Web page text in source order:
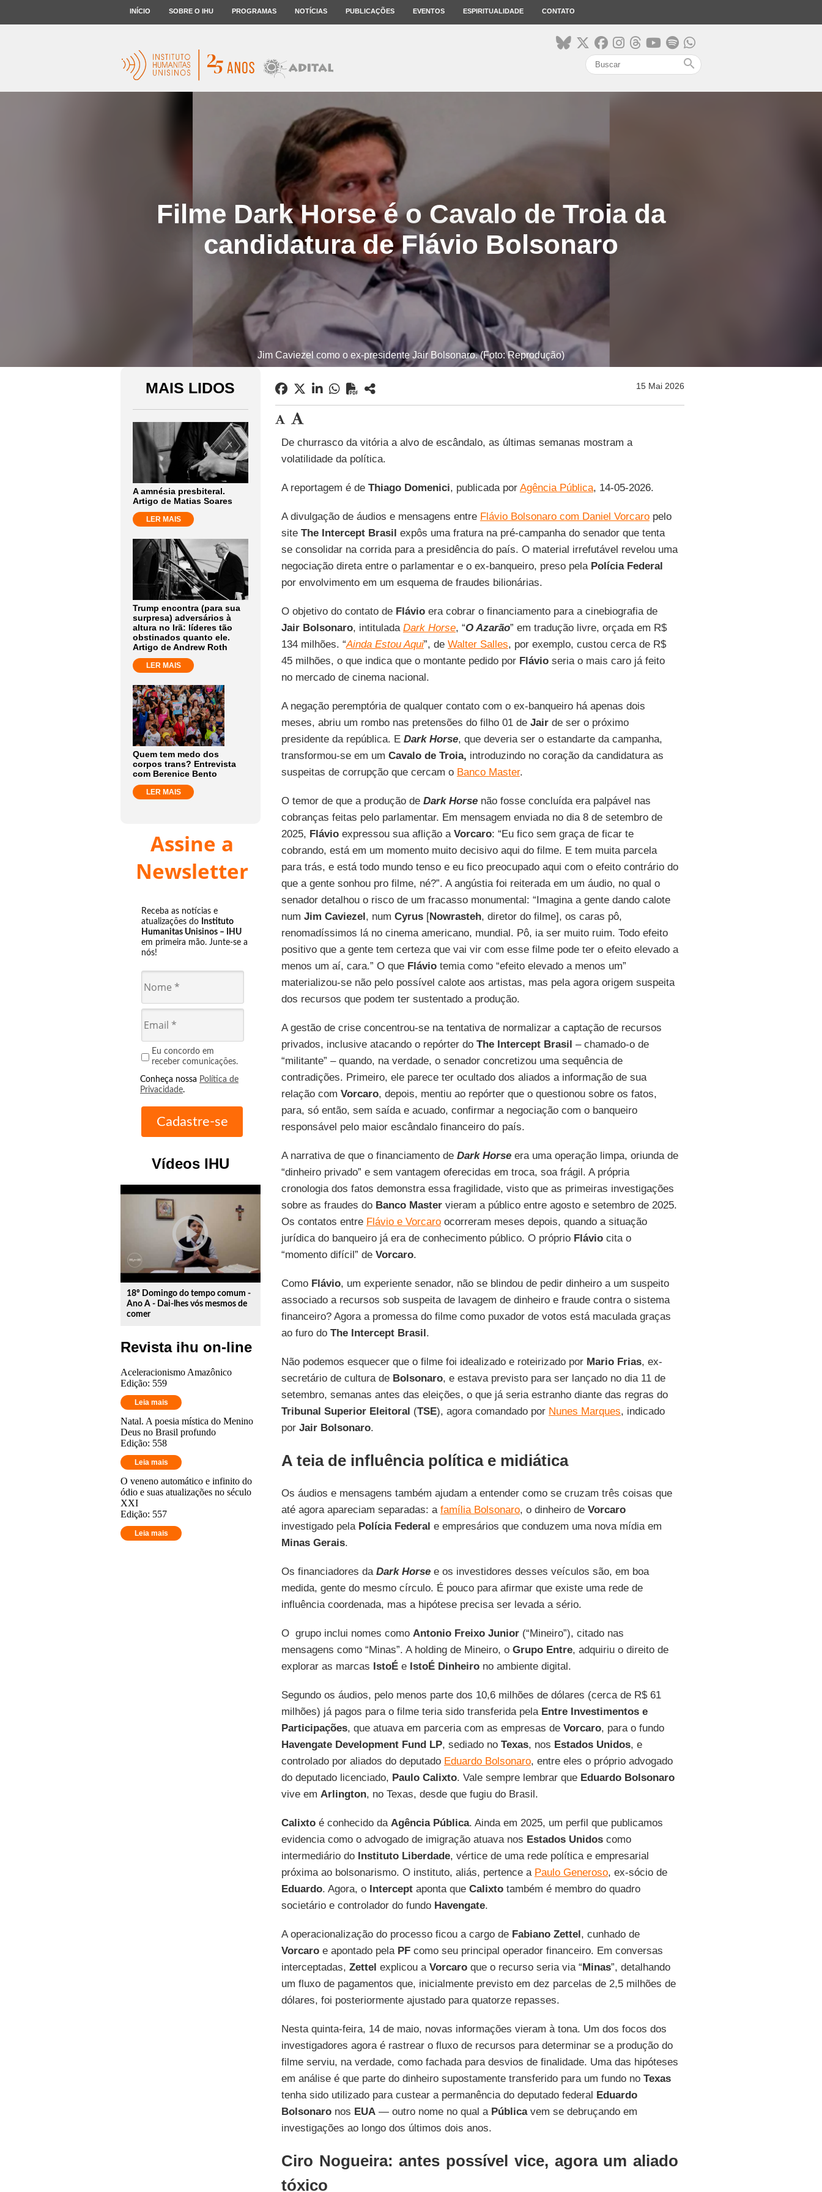
INÍCIO SOBRE O IHU PROGRAMAS NOTÍCIAS PUBLICAÇÕES EVENTOS ESPIRITUALIDADE CONTATO
search
Filme Dark Horse é o Cavalo de Troia da
candidatura de Flávio Bolsonaro
Jim Caviezel como o ex-presidente Jair Bolsonaro. (Foto: Reprodução)
MAIS LIDOS
A amnésia presbiteral.
Artigo de Matias Soares
LER MAIS
Trump encontra (para sua
surpresa) adversários à
altura no Irã: líderes tão
obstinados quanto ele.
Artigo de Andrew Roth
LER MAIS
Quem tem medo dos
corpos trans? Entrevista
com Berenice Bento
LER MAIS
Assine a
Newsletter
Receba as notícias e
atualizações do Instituto
Humanitas Unisinos – IHU
em primeira mão. Junte-se a
nós!
Eu concordo em
receber comunicações.
Conheça nossa Política de
Privacidade.
Vídeos IHU
play_circle_outline
18º Domingo do tempo comum -
Ano A - Dai-lhes vós mesmos de
comer
Revista ihu on-line
Aceleracionismo Amazônico
Edição: 559
Leia mais
Natal. A poesia mística do Menino
Deus no Brasil profundo
Edição: 558
Leia mais
O veneno automático e infinito do
ódio e suas atualizações no século
XXI
Edição: 557
Leia mais
15 Mai 2026
De churrasco da vitória a alvo de escândalo, as últimas semanas mostram a
volatilidade da política.
A reportagem é de Thiago Domenici, publicada por Agência Pública, 14-05-2026.
A divulgação de áudios e mensagens entre Flávio Bolsonaro com Daniel Vorcaropelo
site The Intercept Brasil expôs uma fratura na pré-campanha do senador que tenta
se consolidar na corrida para a presidência do país. O material irrefutável revelou uma
negociação direta entre o parlamentar e o ex-banqueiro, preso pela Polícia Federal
por envolvimento em um esquema de fraudes bilionárias.
O objetivo do contato de Flávioera cobrar o financiamento para a cinebiografia de
Jair Bolsonaro, intitulada Dark Horse, “O Azarão” em tradução livre, orçada em R$
134 milhões. “Ainda Estou Aqui”, de Walter Salles, por exemplo, custou cerca de R$
45 milhões, o que indica que o montante pedido por Flávioseria o mais caro já feito
no mercado de cinema nacional.
A negação peremptória de qualquer contato com o ex-banqueiro há apenas dois
meses, abriu um rombo nas pretensões do filho 01 de Jairde ser o próximo
presidente da república. E Dark Horse, que deveria ser o estandarte da campanha,
transformou-se em um Cavalo de Troia, introduzindo no coração da candidatura as
suspeitas de corrupção que cercam o Banco Master.
O temor de que a produção de Dark Horsenão fosse concluída era palpável nas
cobranças feitas pelo parlamentar. Em mensagem enviada no dia 8 de setembro de
2025, Flávioexpressou sua aflição a Vorcaro: “Eu fico sem graça de ficar te
cobrando, está em um momento muito decisivo aqui do filme. E tem muita parcela
para trás, e está todo mundo tenso e eu fico preocupado aqui com o efeito contrário do
que a gente sonhou pro filme, né?”. A angústia foi reiterada em um áudio, no qual o
senador detalhou o risco de um fracasso monumental: “Imagina a gente dando calote
num Jim Caviezel, num Cyrus[Nowrasteh, diretor do filme], os caras pô,
renomadíssimos lá no cinema americano, mundial. Pô, ia ser muito ruim. Todo efeito
positivo que a gente tem certeza que vai vir com esse filme pode ter o efeito elevado a
menos um aí, cara.” O que Fláviotemia como “efeito elevado a menos um”
materializou-se não pelo possível calote aos artistas, mas pela agora origem suspeita
dos recursos que podem ter sustentado a produção.
A gestão de crise concentrou-se na tentativa de normalizar a captação de recursos
privados, inclusive atacando o repórter do The Intercept Brasil – chamado-o de
“militante” – quando, na verdade, o senador concretizou uma sequência de
contradições. Primeiro, ele parece ter ocultado dos aliados a informação de sua
relação com Vorcaro, depois, mentiu ao repórter que o questionou sobre os fatos,
para, só então, sem saída e acuado, confirmar a negociação com o banqueiro
responsável pelo maior escândalo financeiro do país.
A narrativa de que o financiamento de Dark Horseera uma operação limpa, oriunda de
“dinheiro privado” e sem vantagem oferecidas em troca, soa frágil. A própria
cronologia dos fatos demonstra essa fragilidade, visto que as primeiras investigações
sobre as fraudes do Banco Mastervieram a público entre agosto e setembro de 2025.
Os contatos entre Flávio e Vorcaroocorreram meses depois, quando a situação
jurídica do banqueiro já era de conhecimento público. O próprio Fláviocita o
“momento difícil” de Vorcaro.
Como Flávio, um experiente senador, não se blindou de pedir dinheiro a um suspeito
associado a recursos sob suspeita de lavagem de dinheiro e fraude contra o sistema
financeiro? Agora a promessa do filme como puxador de votos está maculada graças
ao furo do The Intercept Brasil.
Não podemos esquecer que o filme foi idealizado e roteirizado por Mario Frias, ex-
secretário de cultura de Bolsonaro, e estava previsto para ser lançado no dia 11 de
setembro, semanas antes das eleições, o que já seria estranho diante das regras do
Tribunal Superior Eleitoral (TSE), agora comandado por Nunes Marques, indicado
por Jair Bolsonaro.
A teia de influência política e midiática
Os áudios e mensagens também ajudam a entender como se cruzam três coisas que
até agora apareciam separadas: a família Bolsonaro, o dinheiro de Vorcaro
investigado pela Polícia Federal e empresários que conduzem uma nova mídia em
Minas Gerais.
Os financiadores da Dark Horsee os investidores desses veículos são, em boa
medida, gente do mesmo círculo. É pouco para afirmar que existe uma rede de
influência coordenada, mas a hipótese precisa ser levada a sério.
O grupo inclui nomes como Antonio Freixo Junior(“Mineiro”), citado nas
mensagens como “Minas”. A holding de Mineiro, o Grupo Entre, adquiriu o direito de
explorar as marcas IstoÉe IstoÉ Dinheirono ambiente digital.
Segundo os áudios, pelo menos parte dos 10,6 milhões de dólares (cerca de R$ 61
milhões) já pagos para o filme teria sido transferida pela Entre Investimentos e
Participações, que atuava em parceria com as empresas de Vorcaro, para o fundo
Havengate Development Fund LP, sediado no Texas, nos Estados Unidos, e
controlado por aliados do deputado Eduardo Bolsonaro, entre eles o próprio advogado
do deputado licenciado, Paulo Calixto. Vale sempre lembrar que Eduardo Bolsonaro
vive em Arlington, no Texas, desde que fugiu do Brasil.
Calixtoé conhecido da Agência Pública. Ainda em 2025, um perfil que publicamos
evidencia como o advogado de imigração atuava nos Estados Unidoscomo
intermediário do Instituto Liberdade, vértice de uma rede política e empresarial
próxima ao bolsonarismo. O instituto, aliás, pertence a Paulo Generoso, ex-sócio de
Eduardo. Agora, o Interceptaponta que Calixtotambém é membro do quadro
societário e controlador do fundo Havengate.
A operacionalização do processo ficou a cargo de Fabiano Zettel, cunhado de
Vorcaroe apontado pela PFcomo seu principal operador financeiro. Em conversas
interceptadas, Zettel explicou a Vorcaroque o recurso seria via “Minas”, detalhando
um fluxo de pagamentos que, inicialmente previsto em dez parcelas de 2,5 milhões de
dólares, foi posteriormente ajustado para quatorze repasses.
Nesta quinta-feira, 14 de maio, novas informações vieram à tona. Um dos focos dos
investigadores agora é rastrear o fluxo de recursos para determinar se a produção do
filme serviu, na verdade, como fachada para desvios de finalidade. Uma das hipóteses
em análise é que parte do dinheiro supostamente transferido para um fundo no Texas
tenha sido utilizado para custear a permanência do deputado federal Eduardo
Bolsonaronos EUA— outro nome no qual a Públicavem se debruçando em
investigações ao longo dos últimos dois anos.
Ciro Nogueira: antes possível vice, agora um aliado
tóxico